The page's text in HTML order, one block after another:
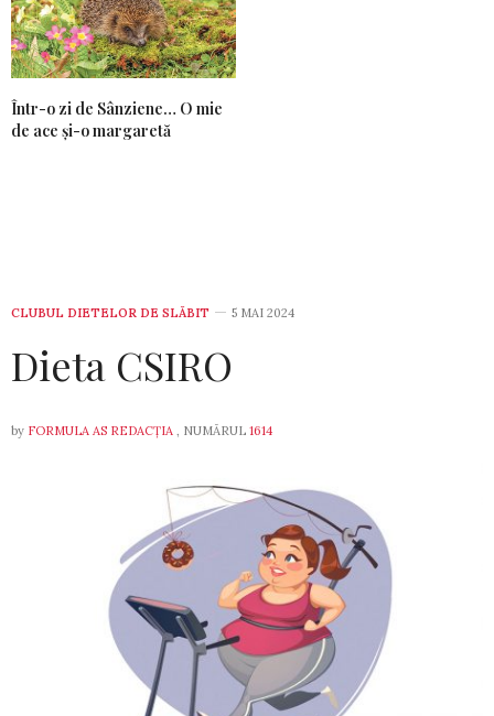
Într-o zi de Sânziene… O mie
de ace și-o margaretă
CLUBUL DIETELOR DE SLĂBIT 5 MAI 2024
Dieta CSIRO
by FORMULA AS REDACȚIA , NUMĂRUL 1614